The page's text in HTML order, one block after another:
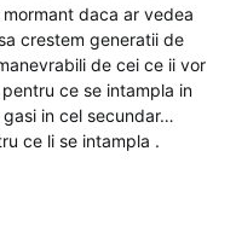
daca ar vedea
crestem generatii de
de cei ce ii vor
ce se intampla in
in cel secundar…
ce li se intampla .